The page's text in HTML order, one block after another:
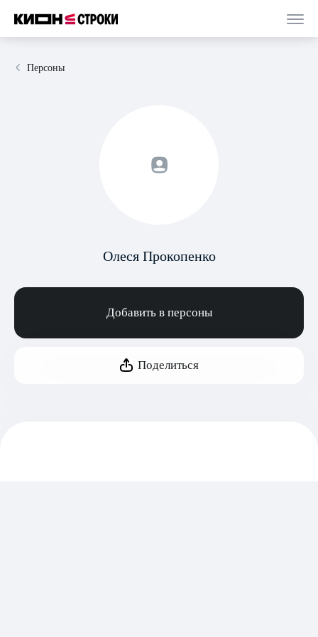
Персоны
Олеся Прокопенко
Добавить в персоны
Поделиться